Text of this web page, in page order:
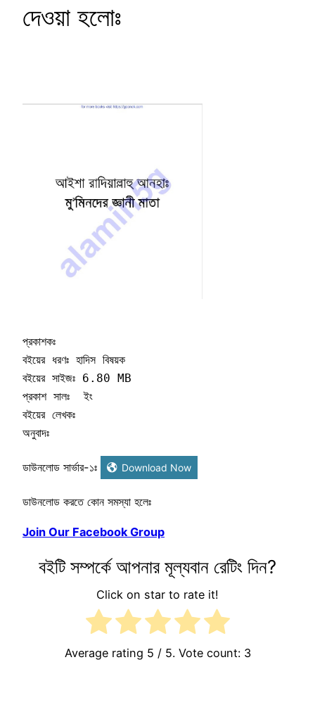
দেওয়া হলোঃ
প্রকাশকঃ
বইয়ের ধরণঃ হাদিস বিষয়ক
বইয়ের সাইজঃ 6.80 MB
প্রকাশ সালঃ  ইং
বইয়ের লেখকঃ
অনুবাদঃ
ডাউনলোড সার্ভার-১ঃ Download Now
ডাউনলোড করতে কোন সমস্যা হলেঃ
Join Our Facebook Group
বইটি সম্পর্কে আপনার মূল্যবান রেটিং দিন?
Click on star to rate it!
Average rating 5 / 5. Vote count: 3